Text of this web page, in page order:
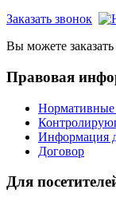
Заказать звонок
Вы можете
Правовая
Информация
Договор
Для